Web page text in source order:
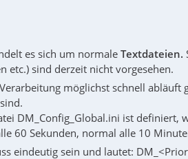
es sich um normaleTextdateien.
etc.) sind derzeit nicht vorgesehen.
möglichst schnell
DM_Config_Global.ini ist definiert,
60 Sekunden, normal alle 10
eindeutig sein und lautet: